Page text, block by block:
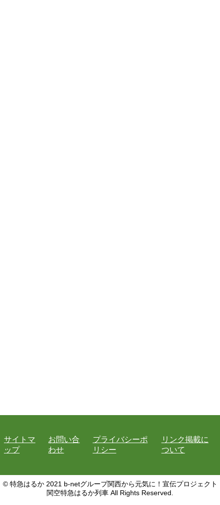
サイトマ
ップ
お問い合
わせ
プライバシーポ
リシー
リンク掲載に
ついて
© 特急はるか 2021 b-netグループ関西から元気に！宣伝プロジェクト
関空特急はるか列車 All Rights Reserved.